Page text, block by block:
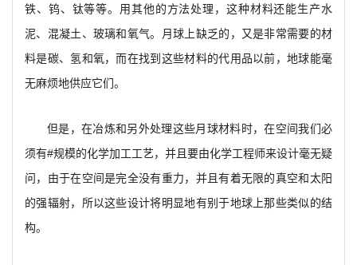
铁、钨、钛等等。用其他的方法处理，这种材料还能生产水
泥、混凝土、玻璃和氧气。月球上缺乏的，又是非常需要的材
料是碳、氢和氧，而在找到这些材料的代用品以前，地球能毫
无麻烦地供应它们。
但是，在冶炼和另外处理这些月球材料时，在空间我们必
须有#规模的化学加工工艺，并且要由化学工程师来设计毫无疑
问，由于在空间是完全没有重力，并且有着无限的真空和太阳
的强辐射，所以这些设计将明显地有别于地球上那些类似的结
构。